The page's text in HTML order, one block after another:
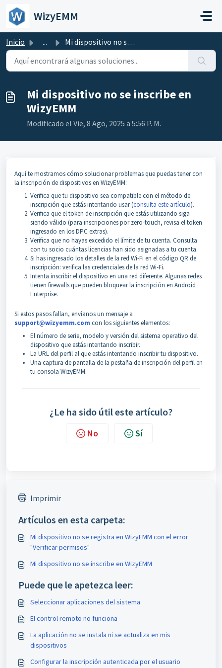
Saltar al contenido principal
WizyEMM
Inicio ... Mi dispositivo no se inscribe en WizyEMM
Mi dispositivo no se inscribe en
WizyEMM
Modificado el Vie, 8 Ago, 2025 a 5:56 P. M.
Aquí te mostramos cómo solucionar problemas que puedas tener con
la inscripción de dispositivos en WizyEMM:
Verifica que tu dispositivo sea compatible con el método de
inscripción que estás intentando usar (consulta este artículo).
Verifica que el token de inscripción que estás utilizando siga
siendo válido (para inscripciones por zero-touch, revisa el token
ingresado en los DPC extras).
Verifica que no hayas excedido el límite de tu cuenta. Consulta
con tu socio cuántas licencias han sido asignadas a tu cuenta.
Si has ingresado los detalles de la red Wi-Fi en el código QR de
inscripción: verifica las credenciales de la red Wi-Fi.
Intenta inscribir el dispositivo en una red diferente. Algunas redes
tienen firewalls que pueden bloquear la inscripción en Android
Enterprise.
Si estos pasos fallan, envíanos un mensaje a
support@wizyemm.com con los siguientes elementos:
El número de serie, modelo y versión del sistema operativo del
dispositivo que estás intentando inscribir.
La URL del perfil al que estás intentando inscribir tu dispositivo.
Una captura de pantalla de la pestaña de inscripción del perfil en
tu consola WizyEMM.
¿Le ha sido útil este artículo?
No Sí
Imprimir
Artículos en esta carpeta:
Mi dispositivo no se registra en WizyEMM con el error
"Verificar permisos"
Mi dispositivo no se inscribe en WizyEMM
Puede que le apetezca leer:
Seleccionar aplicaciones del sistema
El control remoto no funciona
La aplicación no se instala ni se actualiza en mis
dispositivos
Configurar la inscripción autenticada por el usuario